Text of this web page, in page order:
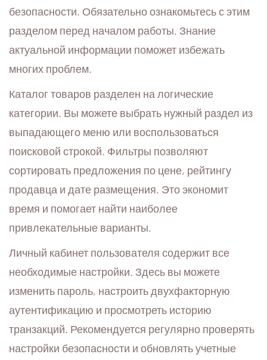
безопасности. Обязательно ознакомьтесь с этим
разделом перед началом работы. Знание
актуальной информации поможет избежать
многих проблем.
Каталог товаров разделен на логические
категории. Вы можете выбрать нужный раздел из
выпадающего меню или воспользоваться
поисковой строкой. Фильтры позволяют
сортировать предложения по цене, рейтингу
продавца и дате размещения. Это экономит
время и помогает найти наиболее
привлекательные варианты.
Личный кабинет пользователя содержит все
необходимые настройки. Здесь вы можете
изменить пароль, настроить двухфакторную
аутентификацию и просмотреть историю
транзакций. Рекомендуется регулярно проверять
настройки безопасности и обновлять учетные